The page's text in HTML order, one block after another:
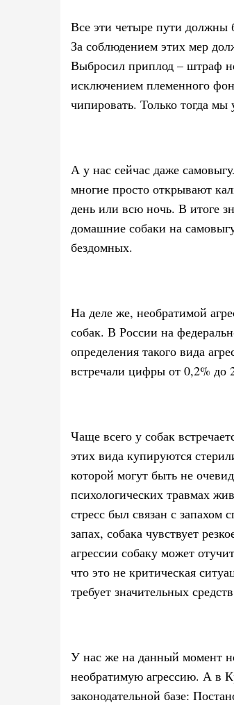
Все эти четыре пути должны
За соблюдением этих мер
Выбросил приплод – штраф
исключением племенного
чипировать. Только тогда
А у нас сейчас даже
многие просто открывают
день или всю ночь. В итоге
домашние собаки на
бездомных.
На деле же, необратимой
собак. В России на
определения такого вида
встречали цифры от 0,2% до
Чаще всего у собак
этих вида купируются
которой могут быть не
психологических травмах
стресс был связан с запахом
запах, собака чувствует
агрессии собаку может
что это не критическая
требует значительных
У нас же на данный момент
необратимую агрессию. А в
законодательной базе: